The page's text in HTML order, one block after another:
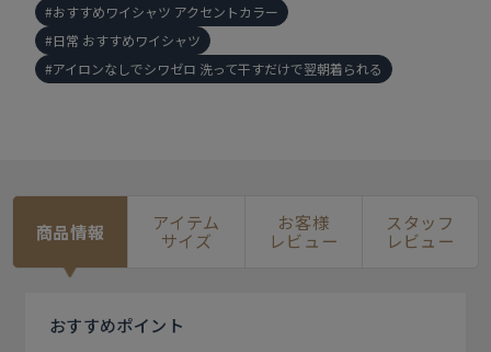
おすすめワイシャツ アクセントカラー
日常 おすすめワイシャツ
アイロンなしでシワゼロ 洗って干すだけで翌朝着られる
商品情報 アイテム
サイズ
お客様
レビュー
スタッフ
レビュー
おすすめポイント